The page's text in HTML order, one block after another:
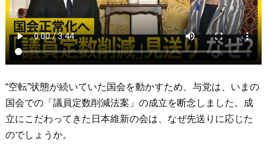
“空転”状態が続いていた国会を動かすため、与党は、いまの
国会での「議員定数削減法案」の成立を断念しました。成
立にこだわってきた日本維新の会は、なぜ先送りに応じた
のでしょうか。